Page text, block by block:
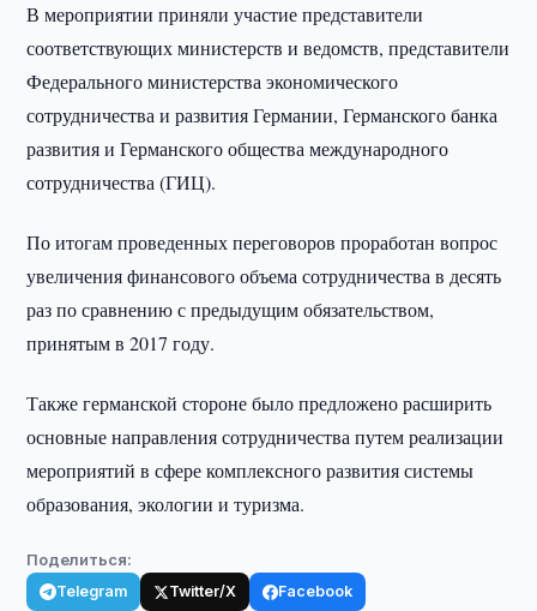
В мероприятии приняли участие представители
соответствующих министерств и ведомств, представители
Федерального министерства экономического
сотрудничества и развития Германии, Германского банка
развития и Германского общества международного
сотрудничества (ГИЦ).
По итогам проведенных переговоров проработан вопрос
увеличения финансового объема сотрудничества в десять
раз по сравнению с предыдущим обязательством,
принятым в 2017 году.
Также германской стороне было предложено расширить
основные направления сотрудничества путем реализации
мероприятий в сфере комплексного развития системы
образования, экологии и туризма.
Поделиться:
Telegram Twitter/X Facebook